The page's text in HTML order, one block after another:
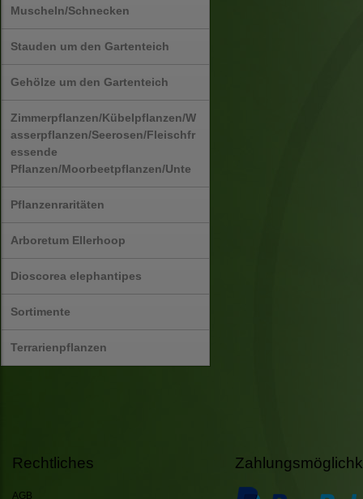
Muscheln/Schnecken
Stauden um den Gartenteich
Gehölze um den Gartenteich
Zimmerpflanzen/Kübelpflanzen/W
asserpflanzen/Seerosen/Fleischfr
essende
Pflanzen/Moorbeetpflanzen/Unte
Pflanzenraritäten
Arboretum Ellerhoop
Dioscorea elephantipes
Sortimente
Terrarienpflanzen
Rechtliches
AGB